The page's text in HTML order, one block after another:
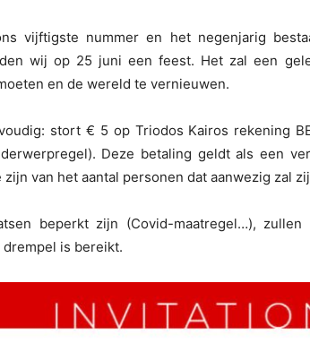
vijftigste nummer en het negenjarig
wij op 25 juni een feest. Het zal een
en de wereld te vernieuwen.
stort € 5 op Triodos Kairos rekening
Deze betaling geldt als een
van het aantal personen dat aanwezig zal
beperkt zijn (Covid-maatregel…),
is bereikt.